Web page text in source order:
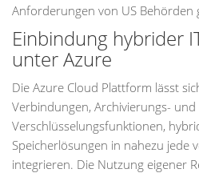
Anforderungen von US Behörden
Einbindung hybrider
unter Azure
Die Azure Cloud Plattform lässt
Verbindungen, Archivierungs- und
Verschlüsselungsfunktionen,
Speicherlösungen in nahezu jede
integrieren. Die Nutzung eigener